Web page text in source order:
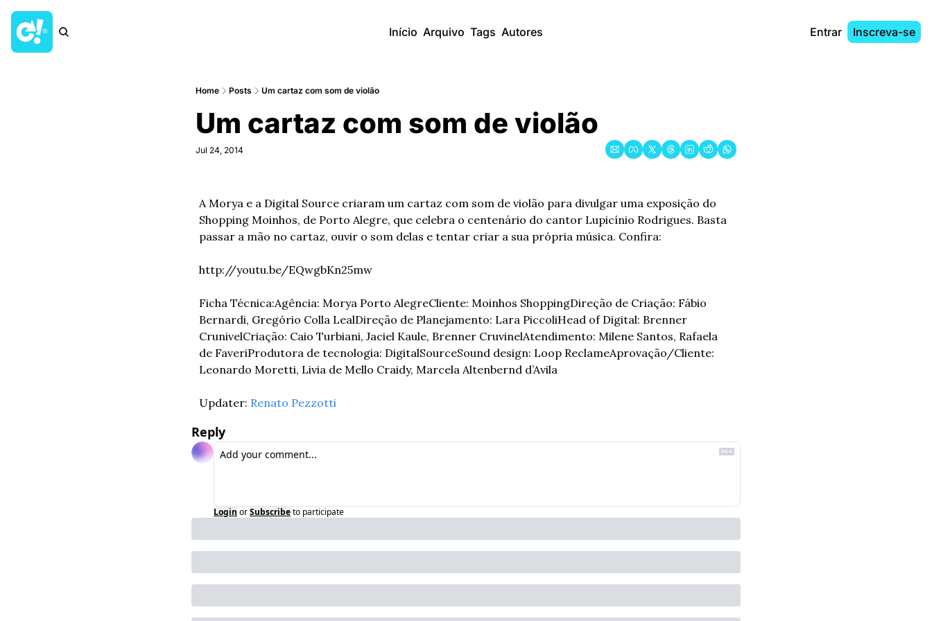
Início Arquivo Tags Autores Entrar Inscreva-se
Home Posts Um cartaz com som de violão
Um cartaz com som de violão
Jul 24, 2014
A Morya e a Digital Source criaram um cartaz com som de violão para divulgar uma exposição do
Shopping Moinhos, de Porto Alegre, que celebra o centenário do cantor Lupicínio Rodrigues. Basta
passar a mão no cartaz, ouvir o som delas e tentar criar a sua própria música. Confira:
http://youtu.be/EQwgbKn25mw
Ficha Técnica:Agência: Morya Porto AlegreCliente: Moinhos ShoppingDireção de Criação: Fábio
Bernardi, Gregório Colla LealDireção de Planejamento: Lara PiccoliHead of Digital: Brenner
CrunivelCriação: Caio Turbiani, Jaciel Kaule, Brenner CruvinelAtendimento: Milene Santos, Rafaela
de FaveriProdutora de tecnologia: DigitalSourceSound design: Loop ReclameAprovação/Cliente:
Leonardo Moretti, Livia de Mello Craidy, Marcela Altenbernd d’Avila
Updater: Renato Pezzotti
Reply
Login orSubscribeto participate